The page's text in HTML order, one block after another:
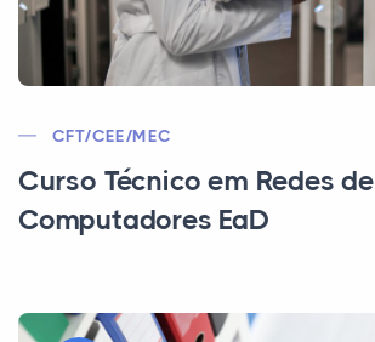
CFT/CEE/MEC
Curso Técnico em Redes de
Computadores EaD